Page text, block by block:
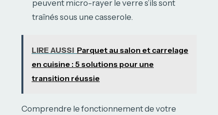
peuvent micro-rayer le verre s’ils sont
traînés sous une casserole.
LIRE AUSSI Parquet au salon et carrelage
en cuisine : 5 solutions pour une
transition réussie
Comprendre le fonctionnement de votre